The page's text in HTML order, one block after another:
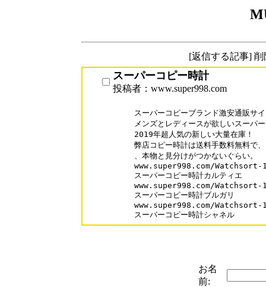
[返信する記事]
スーパーコピー時計
投稿者：www.super998.com
スーパーコピーブランド激安通販サ
メンズとレディースが欲しいスーパ
2019年超人気の新しい大量在庫！
弊店コピー時計は送料手数料無料で
、本物と見分けがつかないぐらい。
www.super998.com/
スーパーコピー時計カルティエ
www.super998.com/
スーパーコピー時計ブルガリ
www.super998.com/
スーパーコピー時計シャネル
お名
前: